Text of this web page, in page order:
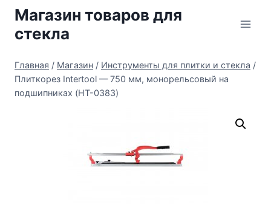
Перейти
содержимому
Магазин товаров для
стекла
Главная / Магазин / Инструменты для плитки и стекла /
Плиткорез Intertool — 750 мм, монорельсовый на
подшипниках (HT-0383)